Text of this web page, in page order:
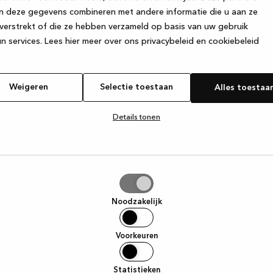
deze gegevens combineren met andere informatie die u aan ze
of die ze hebben verzameld op basis van uw gebruik
services. Lees hier meer over ons privacybeleid en cookiebeleid
Weigeren Selectie toestaan Alles
Details tonen
Noodzakelijk
Voorkeuren
Statistieken
has occurred while loadingwww.kvik.be (see the